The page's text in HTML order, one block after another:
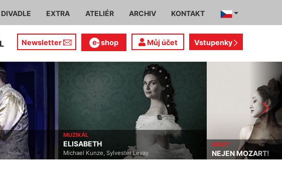
EXTRA ATELIÉR ARCHIV KONTAKT
Newsletter shop Můj účet Vstupenky
MUZIKÁL
ELISABETH
Michael Kunze, Sylvester Levay
BALET
NEJEN MOZART!